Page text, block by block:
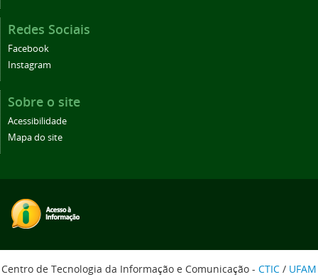
Redes Sociais
Facebook
Instagram
Sobre o site
Acessibilidade
Mapa do site
Centro de Tecnologia da Informação e Comunicação - CTIC / UFAM